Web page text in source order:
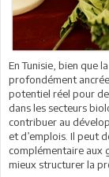
En Tunisie, bien que
profondément
potentiel réel pour
dans les secteurs
contribuer au
et d’emplois. Il peut
complémentaire aux
mieux structurer la